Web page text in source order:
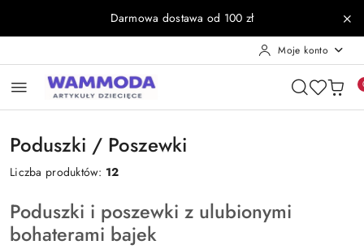
Przejdź do treści głównej
Przejdź do wyszukiwarki
Przejdź do moje konto
Przejdź do menu głównego
Przejdź do stopkiDarmowa dostawa od 100 zł
Moje konto
Poduszki / Poszewki
Liczba produktów: 12
Poduszki i poszewki z ulubionymi
bohaterami bajek